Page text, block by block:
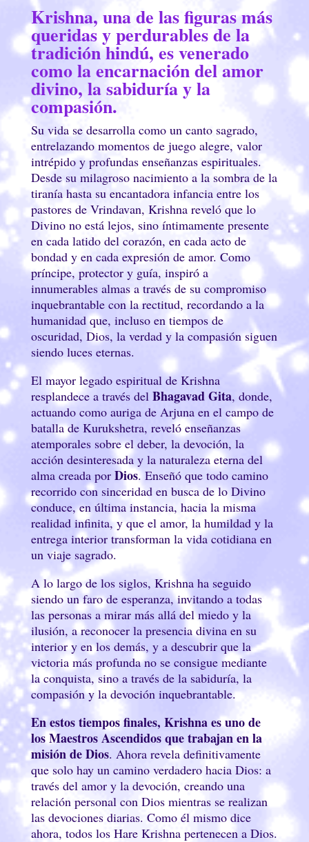
Krishna, una de las figuras más
queridas y perdurables de la
tradición hindú, es venerado
como la encarnación del amor
divino, la sabiduría y la
compasión.
Su vida se desarrolla como un canto sagrado,
entrelazando momentos de juego alegre, valor
intrépido y profundas enseñanzas espirituales.
Desde su milagroso nacimiento a la sombra de la
tiranía hasta su encantadora infancia entre los
pastores de Vrindavan, Krishna reveló que lo
Divino no está lejos, sino íntimamente presente
en cada latido del corazón, en cada acto de
bondad y en cada expresión de amor. Como
príncipe, protector y guía, inspiró a
innumerables almas a través de su compromiso
inquebrantable con la rectitud, recordando a la
humanidad que, incluso en tiempos de
oscuridad, Dios, la verdad y la compasión siguen
siendo luces eternas.
El mayor legado espiritual de Krishna
resplandece a través del Bhagavad Gita, donde,
actuando como auriga de Arjuna en el campo de
batalla de Kurukshetra, reveló enseñanzas
atemporales sobre el deber, la devoción, la
acción desinteresada y la naturaleza eterna del
alma creada por Dios. Enseñó que todo camino
recorrido con sinceridad en busca de lo Divino
conduce, en última instancia, hacia la misma
realidad infinita, y que el amor, la humildad y la
entrega interior transforman la vida cotidiana en
un viaje sagrado.
A lo largo de los siglos, Krishna ha seguido
siendo un faro de esperanza, invitando a todas
las personas a mirar más allá del miedo y la
ilusión, a reconocer la presencia divina en su
interior y en los demás, y a descubrir que la
victoria más profunda no se consigue mediante
la conquista, sino a través de la sabiduría, la
compasión y la devoción inquebrantable.
En estos tiempos finales, Krishna es uno de
los Maestros Ascendidos que trabajan en la
misión de Dios. Ahora revela definitivamente
que solo hay un camino verdadero hacia Dios: a
través del amor y la devoción, creando una
relación personal con Dios mientras se realizan
las devociones diarias. Como él mismo dice
ahora, todos los Hare Krishna pertenecen a Dios.